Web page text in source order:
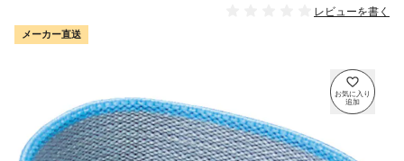
レビューを書く
メーカー直送